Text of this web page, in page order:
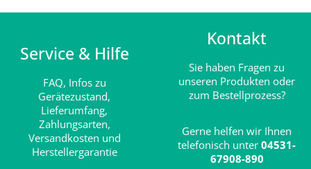
Service & Hilfe
FAQ, Infos zu
Gerätezustand,
Lieferumfang,
Zahlungsarten,
Versandkosten und
Herstellergarantie
Kontakt
Sie haben Fragen zu
unseren Produkten oder
zum Bestellprozess?
Gerne helfen wir Ihnen
telefonisch unter 04531-
67908-890